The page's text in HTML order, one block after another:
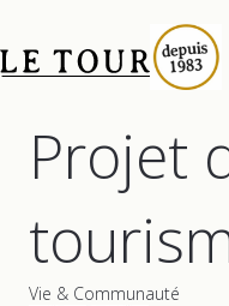
Projet
Vie & Communauté